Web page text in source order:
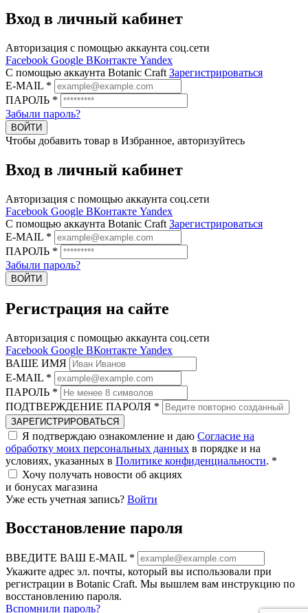
Вход в личный кабинет
Авторизация с помощью аккаунта соц.сети
Facebook Google ВКонтакте Yandex
C помощью аккаунта Botanic Craft Зарегистрироваться
E-MAIL *
ПАРОЛЬ *
Забыли пароль?
ВОЙТИ
Чтобы добавить товар в Избранное, авторизуйтесь
Вход в личный кабинет
Авторизация с помощью аккаунта соц.сети
Facebook Google ВКонтакте Yandex
C помощью аккаунта Botanic Craft Зарегистрироваться
E-MAIL *
ПАРОЛЬ *
Забыли пароль?
ВОЙТИ
Регистрация на сайте
Авторизация с помощью аккаунта соц.сети
Facebook Google ВКонтакте Yandex
ВАШЕ ИМЯ
E-MAIL *
ПАРОЛЬ *
ПОДТВЕРЖДЕНИЕ ПАРОЛЯ *
ЗАРЕГИСТРИРОВАТЬСЯ
Я подтверждаю ознакомление и даю Согласие на
обработку моих персональных данных в порядке и на
условиях, указанных в Политике конфиденциальности. *
Хочу получать новости об акциях
и бонусах магазина
Уже есть учетная запись? Войти
Восстановление пароля
ВВЕДИТЕ ВАШ E-MAIL *
Укажите адрес эл. почты, который вы использовали при
регистрации в Botanic Craft. Мы вышлем вам инструкцию по
восстановлению пароля.
Вспомнили пароль?